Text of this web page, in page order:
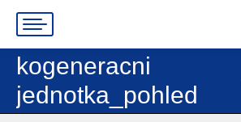
kogeneracni
jednotka_pohled